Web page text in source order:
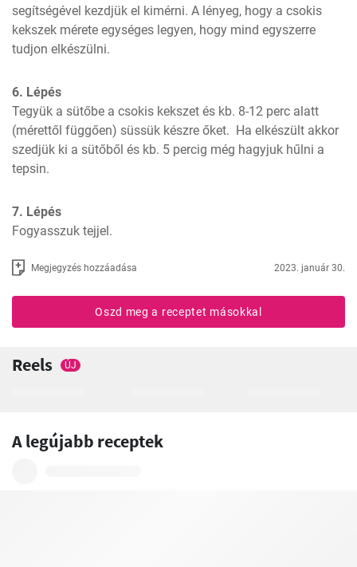
segítségével kezdjük el kimérni. A lényeg, hogy a csokis
kekszek mérete egységes legyen, hogy mind egyszerre
tudjon elkészülni.
6. Lépés
Tegyük a sütőbe a csokis kekszet és kb. 8-12 perc alatt
(mérettől függően) süssük készre őket.  Ha elkészült akkor
szedjük ki a sütőből és kb. 5 percig még hagyjuk hűlni a
tepsin.
7. Lépés
Fogyasszuk tejjel.
Megjegyzés hozzáadása 2023. január 30.
Oszd meg a receptet másokkal
Reels ÚJ
A legújabb receptek